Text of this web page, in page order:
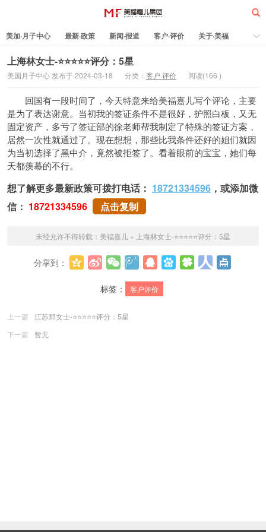
美福嘉儿
美加·月子中心 最新·政策 新闻·报道 客户·评价
关于·美福
热门·文章
所有·文章 孕妈科普
上海林女士-⭐⭐⭐⭐⭐评分：5星
美国月子中心 发布于 2024-03-18 分类： 客户·评价 阅读(166 )
回国有一段时间了，今天特意来给美福嘉儿写个评论，主要
是为了表达谢意。当初我的签证条件不是很好，护照白板，又无
固定资产，多亏了签证部的徐老师帮我制定了特殊的签证方案，
居然一次性就通过了。现在想想，那些比我条件还好的姐们就因
为当初选择了黑中介，竟然被拒签了。看着眼前的宝宝，她们每
天都羡慕的不行。
想了解更多最新政策可拨打电话： 18721334596 ，或添加微
信： 18721334596 点击复制
未经允许不得转载： 美福嘉儿 » 上海林女士-⭐⭐⭐⭐⭐评分：5星
分享到：
标签：
客户评价
上一篇
江苏郑女士-⭐⭐⭐⭐⭐评分：5星
下一篇
暂无